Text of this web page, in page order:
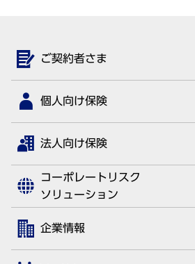
ご契約者さま
個人向け保険
法人向け保険
コーポレートリスク
ソリューション
企業情報